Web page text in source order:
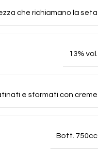
che richiamano la seta
13% vol.
e sformati con creme
Bott. 750cc